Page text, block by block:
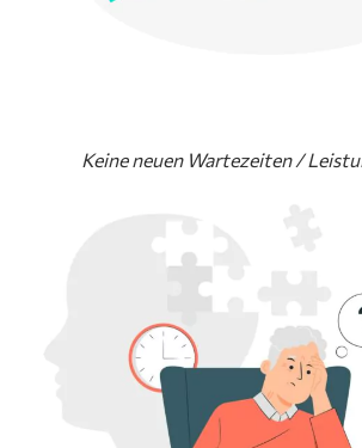
Keine neuen Wartezeiten /